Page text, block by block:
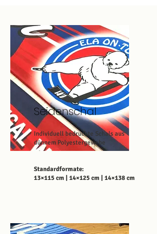
Seidenschal
Individuell bedruckte Schals aus
dünnem Polyestergewebe
Standardformate:
13×115 cm | 14×125 cm | 14×138 cm